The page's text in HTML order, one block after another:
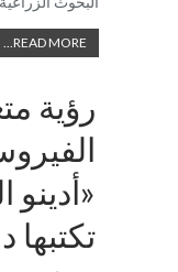
READ MORE...
رؤية
تكتبها